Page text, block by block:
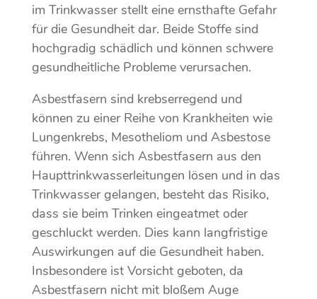
im Trinkwasser stellt eine ernsthafte Gefahr
für die Gesundheit dar. Beide Stoffe sind
hochgradig schädlich und können schwere
gesundheitliche Probleme verursachen.
Asbestfasern sind krebserregend und
können zu einer Reihe von Krankheiten wie
Lungenkrebs, Mesotheliom und Asbestose
führen. Wenn sich Asbestfasern aus den
Haupttrinkwasserleitungen lösen und in das
Trinkwasser gelangen, besteht das Risiko,
dass sie beim Trinken eingeatmet oder
geschluckt werden. Dies kann langfristige
Auswirkungen auf die Gesundheit haben.
Insbesondere ist Vorsicht geboten, da
Asbestfasern nicht mit bloßem Auge